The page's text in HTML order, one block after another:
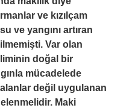
ve kızılçam
ve yangını artıran
Var olan
doğal bir
mücadelede
alanlar değil uygulanan
Maki